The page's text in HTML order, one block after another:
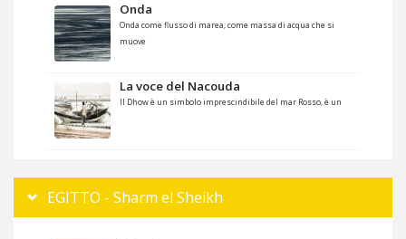
Onda
Onda come flusso di marea, come massa di acqua che si
muove
La voce del Nacouda
Il Dhow è un simbolo imprescindibile del mar Rosso, è un
EGITTO - Sharm el Sheikh